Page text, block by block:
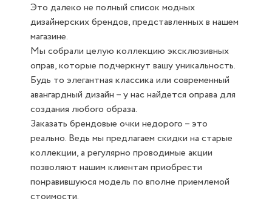
Это далеко не полный список модных
дизайнерских брендов, представленных в нашем
магазине.
Мы собрали целую коллекцию эксклюзивных
оправ, которые подчеркнут вашу уникальность.
Будь то элегантная классика или современный
авангардный дизайн – у нас найдется оправа для
создания любого образа.
Заказать брендовые очки недорого – это
реально. Ведь мы предлагаем скидки на старые
коллекции, а регулярно проводимые акции
позволяют нашим клиентам приобрести
понравившуюся модель по вполне приемлемой
стоимости.